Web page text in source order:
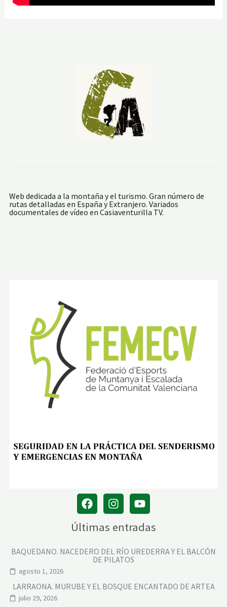
Web dedicada a la montaña y el turismo. Gran número de
rutas detalladas en España y Extranjero. Variados
documentales de vídeo en Casiaventurilla TV.
Últimas entradas
BAQUEDANO. NACEDERO DEL RÍO UREDERRA Y EL BALCÓN
DE PILATOS
agosto 1, 2026
LARRAONA. MURUBE Y EL BOSQUE ENCANTADO DE ARTEA
julio 29, 2026